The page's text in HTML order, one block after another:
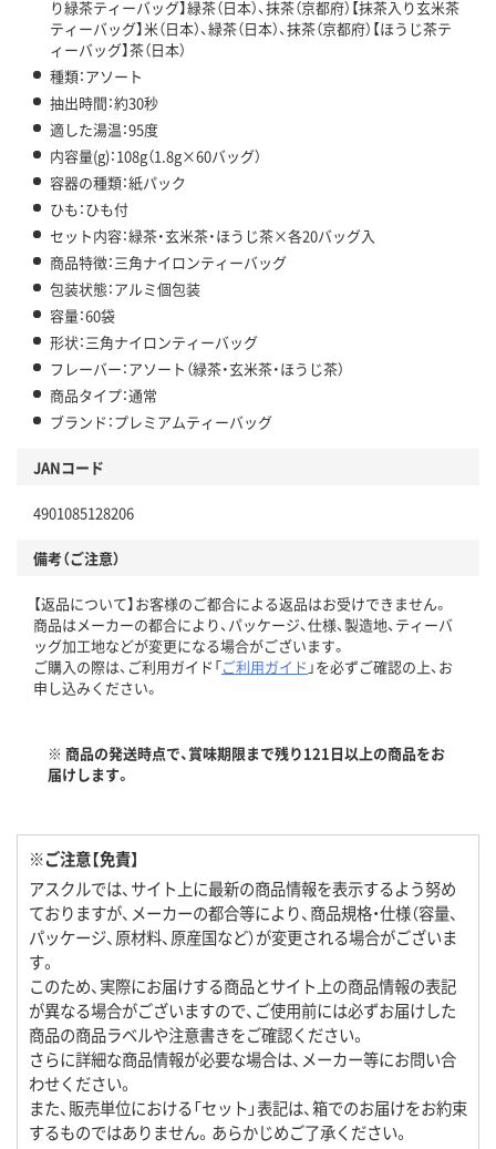
り緑茶ティーバッグ】緑茶（日本）、抹茶（京都府）【抹茶入り玄米茶
ティーバッグ】米（日本）、緑茶（日本）、抹茶（京都府）【ほうじ茶テ
ィーバッグ】茶（日本）
種類：アソート
抽出時間：約30秒
適した湯温：95度
内容量(g)：108g（1.8g×60バッグ）
容器の種類：紙パック
ひも：ひも付
セット内容：緑茶・玄米茶・ほうじ茶×各20バッグ入
商品特徴：三角ナイロンティーバッグ
包装状態：アルミ個包装
容量：60袋
形状：三角ナイロンティーバッグ
フレーバー：アソート（緑茶・玄米茶・ほうじ茶）
商品タイプ：通常
ブランド：プレミアムティーバッグ
JANコード
4901085128206
備考（ご注意）
【返品について】お客様のご都合による返品はお受けできません。
商品はメーカーの都合により、パッケージ、仕様、製造地、ティーバ
ッグ加工地などが変更になる場合がございます。
ご購入の際は、ご利用ガイド「ご利用ガイド 」を必ずご確認の上、お
申し込みください。
※ 商品の発送時点で、賞味期限まで残り121日以上の商品をお
届けします。
※ご注意【免責】
アスクルでは、サイト上に最新の商品情報を表示するよう努め
ておりますが、メーカーの都合等により、商品規格・仕様（容量、
パッケージ、原材料、原産国など）が変更される場合がございま
す。
このため、実際にお届けする商品とサイト上の商品情報の表記
が異なる場合がございますので、ご使用前には必ずお届けした
商品の商品ラベルや注意書きをご確認ください。
さらに詳細な商品情報が必要な場合は、メーカー等にお問い合
わせください。
また、販売単位における「セット」表記は、箱でのお届けをお約束
するものではありません。あらかじめご了承ください。